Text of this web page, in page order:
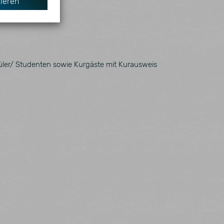
Studenten sowie Kurgäste mit Kurausweis
Anbieter
Matomo